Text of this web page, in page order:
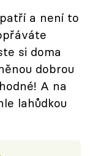
a není to
si doma
dobrou
A na
lahůdkou